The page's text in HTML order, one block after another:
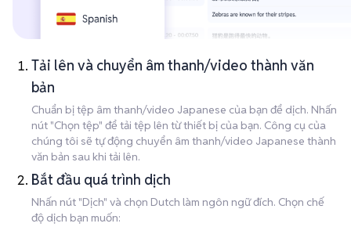
Tải lên và chuyển âm thanh/video thành văn
bản
Chuẩn bị tệp âm thanh/video Japanese của bạn để dịch. Nhấn
nút "Chọn tệp" để tải tệp lên từ thiết bị của bạn. Công cụ của
chúng tôi sẽ tự động chuyển âm thanh/video Japanese thành
văn bản sau khi tải lên.
Bắt đầu quá trình dịch
Nhấn nút "Dịch" và chọn Dutch làm ngôn ngữ đích. Chọn chế
độ dịch bạn muốn: